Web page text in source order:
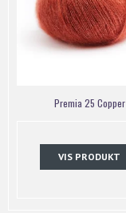
Premia 25 Copper
VIS PRODUKT